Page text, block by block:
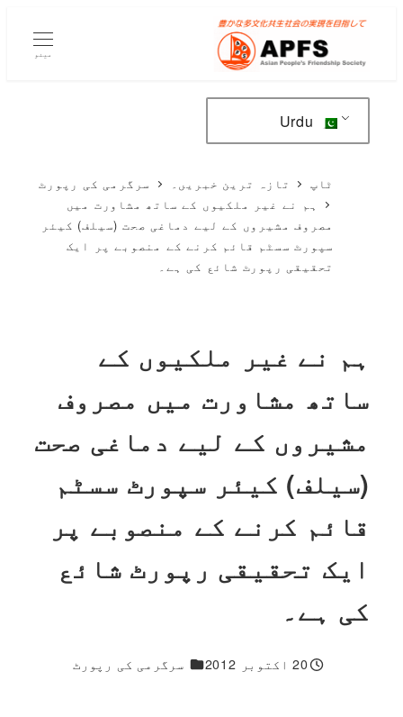
مرکزی
جائیں۔
مینو
ٹاپ تازہ ترین خبریں۔
سرگرمی کی رپورٹ
ہم نے غیر ملکیوں کے ساتھ مشاورت میں
مصروف مشیروں کے لیے دماغی صحت (سیلف) کیئر
سپورٹ سسٹم قائم کرنے کے منصوبے پر ایک
تحقیقی رپورٹ شائع کی ہے۔
ہم نے غیر ملکیوں کے
ساتھ مشاورت میں مصروف
مشیروں کے لیے دماغی صحت
(سیلف) کیئر سپورٹ سسٹم
قائم کرنے کے منصوبے پر
ایک تحقیقی رپورٹ شائع
کی ہے۔
شائع شدہ
20 اکتوبر 2012 1 مزید جواب سرگرمی کی رپورٹ